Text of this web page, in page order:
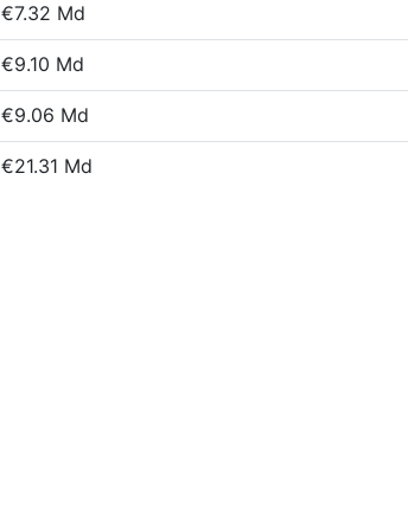
€7.32 Md
€9.10 Md
€9.06 Md
€21.31 Md